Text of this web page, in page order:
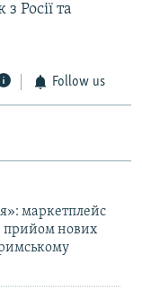
Росії та
Follow us
маркетплейс
прийом нових